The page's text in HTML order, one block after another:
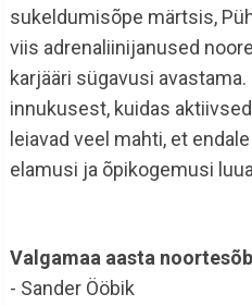
sukeldumisõpe märtsis,
viis adrenaliinijanused
karjääri sügavusi
innukusest, kuidas
leiavad veel mahti, et
elamusi ja õpikogemusi
Valgamaa aasta
- Sander Ööbik